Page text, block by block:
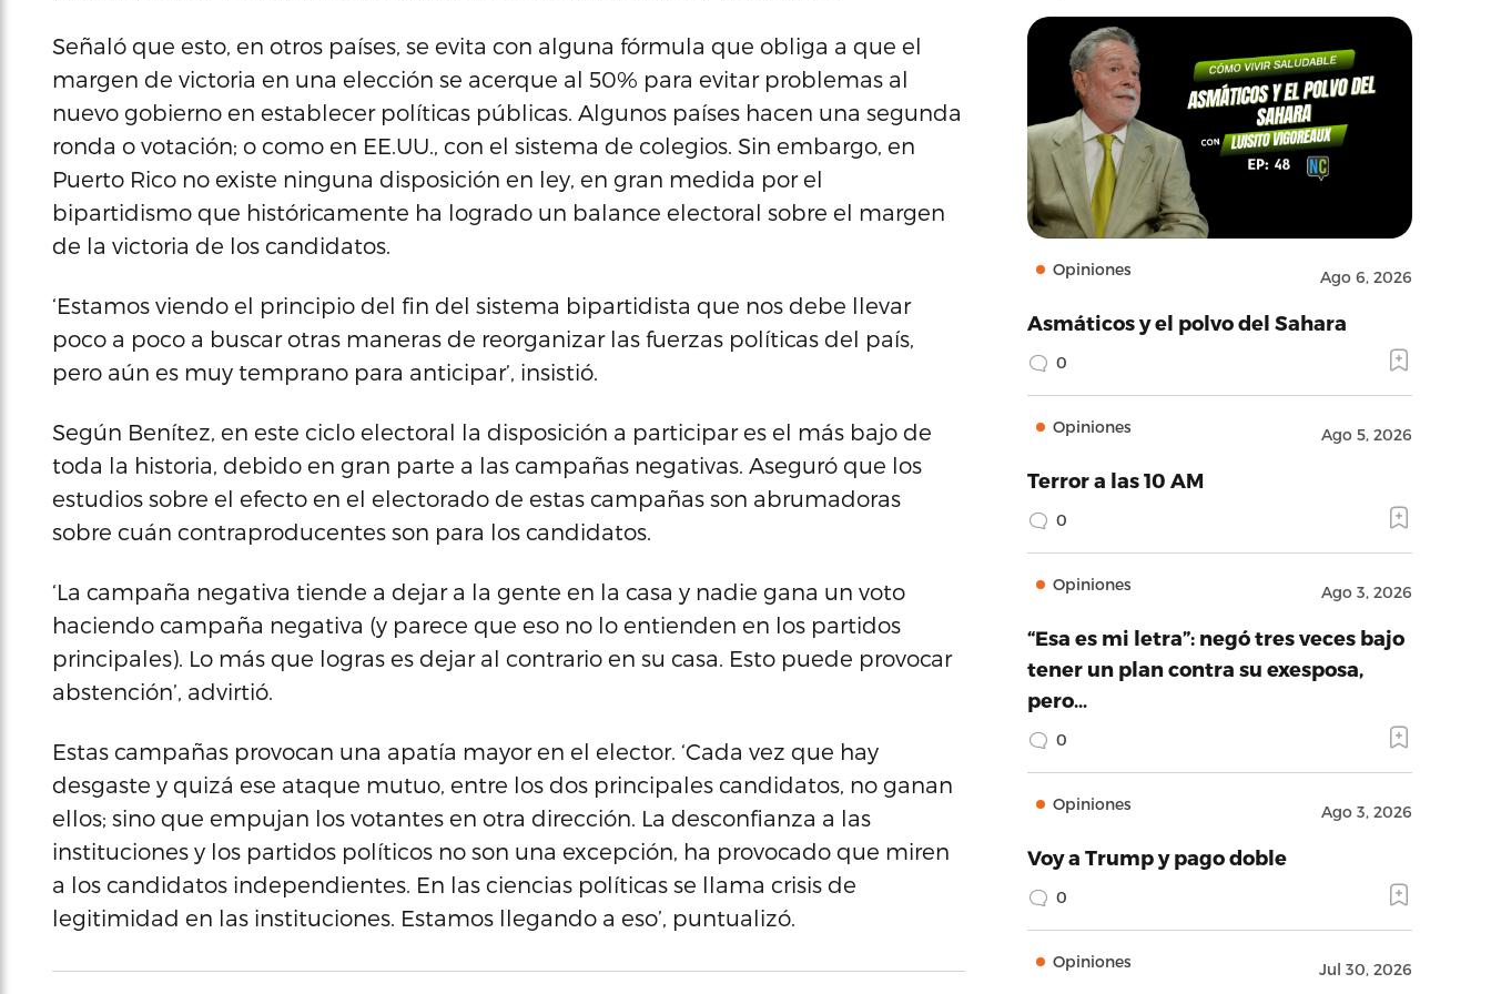
Señaló que esto, en otros países, se evita con alguna fórmula que obliga a que el
margen de victoria en una elección se acerque al 50% para evitar problemas al
nuevo gobierno en establecer políticas públicas. Algunos países hacen una segunda
ronda o votación; o como en EE.UU., con el sistema de colegios. Sin embargo, en
Puerto Rico no existe ninguna disposición en ley, en gran medida por el
bipartidismo que históricamente ha logrado un balance electoral sobre el margen
de la victoria de los candidatos.
‘Estamos viendo el principio del fin del sistema bipartidista que nos debe llevar
poco a poco a buscar otras maneras de reorganizar las fuerzas políticas del país,
pero aún es muy temprano para anticipar’, insistió.
Según Benítez, en este ciclo electoral la disposición a participar es el más bajo de
toda la historia, debido en gran parte a las campañas negativas. Aseguró que los
estudios sobre el efecto en el electorado de estas campañas son abrumadoras
sobre cuán contraproducentes son para los candidatos.
‘La campaña negativa tiende a dejar a la gente en la casa y nadie gana un voto
haciendo campaña negativa (y parece que eso no lo entienden en los partidos
principales). Lo más que logras es dejar al contrario en su casa. Esto puede provocar
abstención’, advirtió.
Estas campañas provocan una apatía mayor en el elector. ‘Cada vez que hay
desgaste y quizá ese ataque mutuo, entre los dos principales candidatos, no ganan
ellos; sino que empujan los votantes en otra dirección. La desconfianza a las
instituciones y los partidos políticos no son una excepción, ha provocado que miren
a los candidatos independientes. En las ciencias políticas se llama crisis de
legitimidad en las instituciones. Estamos llegando a eso’, puntualizó.
Opiniones Ago 6, 2026
Asmáticos y el polvo del Sahara
0
Opiniones Ago 5, 2026
Terror a las 10 AM
0
Opiniones Ago 3, 2026
“Esa es mi letra”: negó tres veces bajo
tener un plan contra su exesposa,
pero…
0
Opiniones Ago 3, 2026
Voy a Trump y pago doble
0
Opiniones Jul 30, 2026